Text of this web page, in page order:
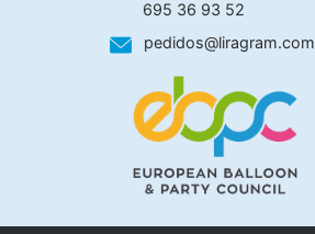
695 36 93 52
pedidos@liragram.com